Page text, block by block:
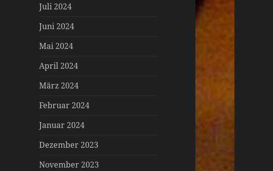
Juli 2024
Juni 2024
Mai 2024
April 2024
März 2024
Februar 2024
Januar 2024
Dezember 2023
November 2023